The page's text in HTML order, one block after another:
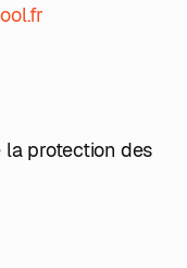
la protection des